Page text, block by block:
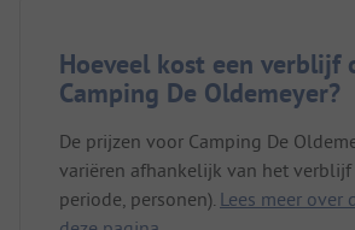
Hoeveel kost een verblijf
Camping De Oldemeyer?
De prijzen voor Camping De
variëren afhankelijk van het verblijf
periode, personen). Lees meer over